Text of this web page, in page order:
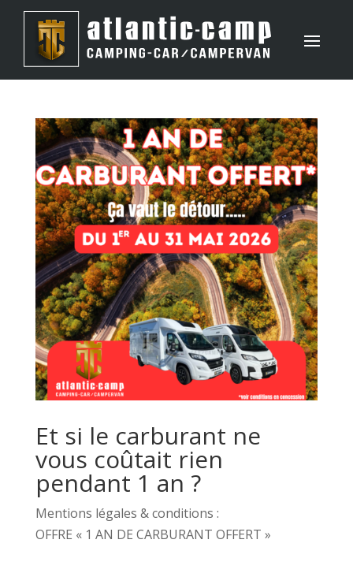
Et si le carburant ne
vous coûtait rien
pendant 1 an ?
Mentions légales & conditions :
OFFRE « 1 AN DE CARBURANT OFFERT »
Panneau de gestion des cookies